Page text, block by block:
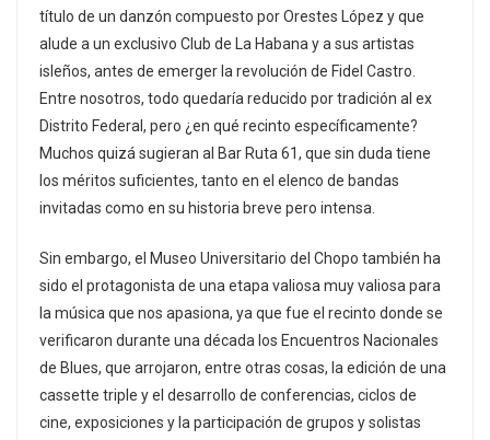
título de un danzón compuesto por Orestes López y que
alude a un exclusivo Club de La Habana y a sus artistas
isleños, antes de emerger la revolución de Fidel Castro.
Entre nosotros, todo quedaría reducido por tradición al ex
Distrito Federal, pero ¿en qué recinto específicamente?
Muchos quizá sugieran al Bar Ruta 61, que sin duda tiene
los méritos suficientes, tanto en el elenco de bandas
invitadas como en su historia breve pero intensa.
Sin embargo, el Museo Universitario del Chopo también ha
sido el protagonista de una etapa valiosa muy valiosa para
la música que nos apasiona, ya que fue el recinto donde se
verificaron durante una década los Encuentros Nacionales
de Blues, que arrojaron, entre otras cosas, la edición de una
cassette triple y el desarrollo de conferencias, ciclos de
cine, exposiciones y la participación de grupos y solistas